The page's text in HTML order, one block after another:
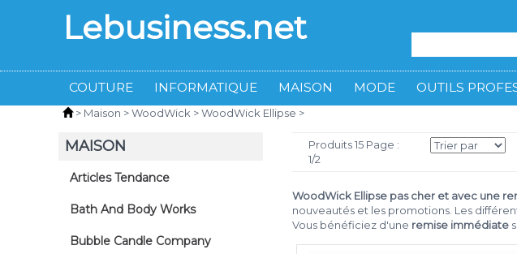
Lebusiness.net
COUTURE INFORMATIQUE MAISON MODE OUTILS
> Maison >WoodWick >WoodWick Ellipse >
MAISON
Articles Tendance
Bath And Body Works
Bubble Candle Company
Produits 15 Page :
1/2
WoodWick Ellipse pas cher et avec une
nouveautés et les promotions. Les
Vous bénéficiez d'une remise immédiate